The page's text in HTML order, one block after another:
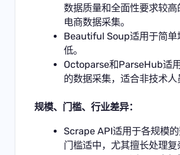
数据质量和全面性要求较高
电商数据采集。
Beautiful Soup适用于简单
低。
Octoparse和ParseHub适
的数据采集，适合非技术人
规模、门槛、行业差异：
Scrape API适用于各规模的
门槛适中，尤其擅长处理复